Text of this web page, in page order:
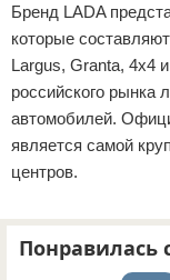
Бренд LADA
которые
Largus, Granta, 4x4
российского рынка
автомобилей.
является самой
центров.
Понравилась